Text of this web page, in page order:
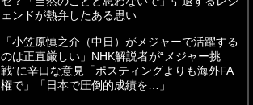
ェンドが熱弁したある思い
「小笠原慎之介（中日）がメジャーで活躍する
のは正直厳しい」NHK解説者が“メジャー挑
戦”に辛口な意見「ポスティングよりも海外FA
権で」「日本で圧倒的成績を…」